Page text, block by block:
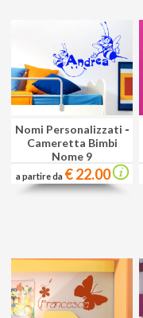
Nomi Personalizzati -
Cameretta Bimbi
Nome 9
a partire da € 22.00